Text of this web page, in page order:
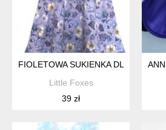
FIOLETOWA SUKIENKA DLA
Little Foxes
39 zł